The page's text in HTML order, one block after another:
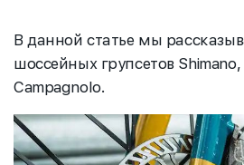
В данной статье мы
шоссейных групсетов Shimano,
Campagnolo.